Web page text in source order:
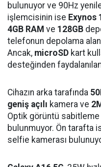
bulunuyor ve 90Hz
işlemcisinin ise Exynos
4GB RAM ve 128GB
telefonun depolama
Ancak, microSD kart
desteğinden
Cihazın arka tarafında
geniş açılı kamera ve
Optik görüntü
bulunmuyor. Ön tarafta
selfie kamerası